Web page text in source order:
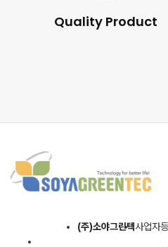
Quality Product
(주)소야그린텍사업자